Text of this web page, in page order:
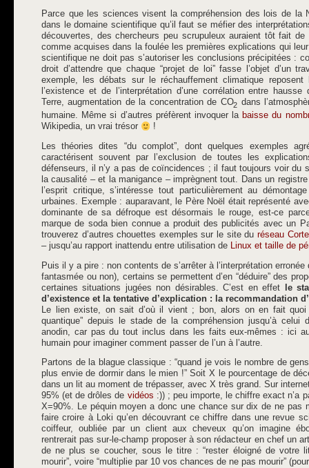
Parce que les sciences visent la compréhension des lois de la
dans le domaine scientifique qu’il faut se méfier des
découvertes, des chercheurs peu scrupuleux auraient tôt fait
comme acquises dans la foulée les premières explications qui
scientifique ne doit pas s’autoriser les conclusions précipitées :
droit d’attendre que chaque “projet de loi” fasse l’objet d’un
exemple, les débats sur le réchauffement climatique
l’existence et de l’interprétation d’une corrélation entre
Terre, augmentation de la concentration de CO2 dans
humaine. Même si d’autres préfèrent invoquer la baisse du
Wikipedia, un vrai trésor
!
Les théories dites “du complot”, dont quelques exemples
caractérisent souvent par l’exclusion de toutes les
défenseurs, il n’y a pas de coïncidences ; il faut toujours voir du
la causalité – et la manigance – imprègnent tout. Dans un
l’esprit critique, s’intéresse tout particulièrement au
urbaines. Exemple : auparavant, le Père Noël était représenté
dominante de sa défroque est désormais le rouge, est-ce
marque de soda bien connue a produit des publicités avec un
trouverez d’autres chouettes exemples sur le site du réseau
– jusqu’au rapport inattendu entre utilisation de Linux et taille de
Puis il y a pire : non contents de s’arrêter à l’interprétation erronée
fantasmée ou non), certains se permettent d’en “déduire” des
certaines situations jugées non désirables. C’est en effet
le
d’existence et la tentative d’explication : la recommandation
Le lien existe, on sait d’où il vient ; bon, alors on en fait
quantique” depuis le stade de la compréhension jusqu’à celui
anodin, car pas du tout inclus dans les faits eux-mêmes : ici
humain pour imaginer comment passer de l’un à l’autre.
Partons de la blague classique : “quand je vois le nombre de
plus envie de dormir dans le mien !” Soit X le pourcentage de
dans un lit au moment de trépasser, avec X très grand. Sur
95% (et de drôles de vidéos :)) ; peu importe, le chiffre exact n’a
X=90%. Le péquin moyen a donc une chance sur dix de ne pas
faire croire à Loki qu’en découvrant ce chiffre dans une revue
coiffeur, oubliée par un client aux cheveux qu’on imagine
rentrerait pas sur-le-champ proposer à son rédacteur en chef un
de ne plus se coucher, sous le titre : “rester éloigné de votre
mourir”, voire “multiplie par 10 vos chances de ne pas mourir”